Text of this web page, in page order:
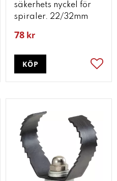
till i favoriter
säkerhets nyckel för
spiraler. 22/32mm
78 kr
KÖP